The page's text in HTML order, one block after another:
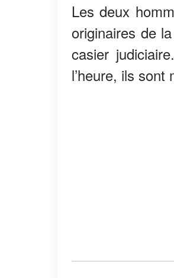
Les deux
originaires de
casier
l’heure, ils